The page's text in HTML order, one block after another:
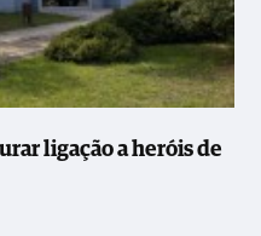
ligação a heróis de